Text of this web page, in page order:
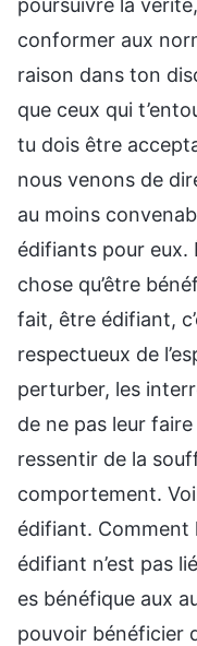
conformer aux
raison dans ton
que ceux qui
tu dois être
nous venons de
au moins
édifiants pour eux.
chose qu’être
fait, être édifiant,
respectueux de
perturber, les
de ne pas leur
ressentir de la
comportement.
édifiant. Comment
édifiant n’est pas
es bénéfique aux
pouvoir bénéficier